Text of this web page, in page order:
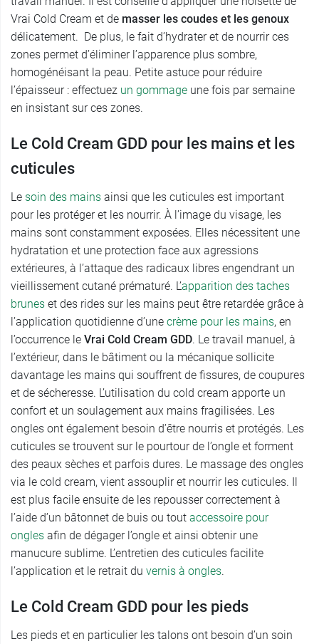
Vrai Cold Cream et de masser les coudes et les genoux
délicatement. De plus, le fait d’hydrater et de nourrir ces
zones permet d’éliminer l’apparence plus sombre,
homogénéisant la peau. Petite astuce pour réduire
l’épaisseur : effectuez un gommage une fois par semaine
en insistant sur ces zones.
Le Cold Cream GDD pour les mains et les
cuticules
Le soin des mains ainsi que les cuticules est important
pour les protéger et les nourrir. À l’image du visage, les
mains sont constamment exposées. Elles nécessitent une
hydratation et une protection face aux agressions
extérieures, à l’attaque des radicaux libres engendrant un
vieillissement cutané prématuré. L’apparition des taches
brunes et des rides sur les mains peut être retardée grâce à
l’application quotidienne d’une crème pour les mains, en
l’occurrence le Vrai Cold Cream GDD. Le travail manuel, à
l’extérieur, dans le bâtiment ou la mécanique sollicite
davantage les mains qui souffrent de fissures, de coupures
et de sécheresse. L’utilisation du cold cream apporte un
confort et un soulagement aux mains fragilisées. Les
ongles ont également besoin d’être nourris et protégés. Les
cuticules se trouvent sur le pourtour de l’ongle et forment
des peaux sèches et parfois dures. Le massage des ongles
via le cold cream, vient assouplir et nourrir les cuticules. Il
est plus facile ensuite de les repousser correctement à
l’aide d’un bâtonnet de buis ou tout accessoire pour
ongles afin de dégager l’ongle et ainsi obtenir une
manucure sublime. L’entretien des cuticules facilite
l’application et le retrait du vernis à ongles.
Le Cold Cream GDD pour les pieds
Les pieds et en particulier les talons ont besoin d’un soin